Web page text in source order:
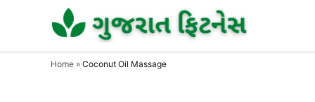
content
Home » Coconut Oil Massage